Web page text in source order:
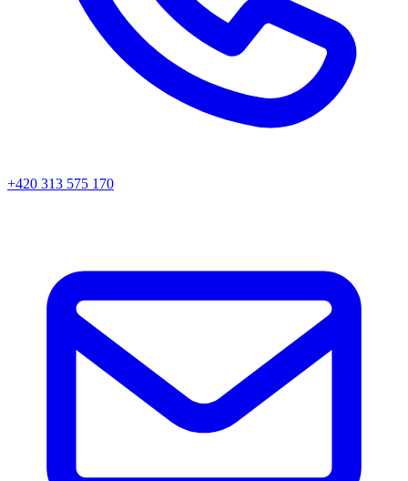
+420 313 575 170